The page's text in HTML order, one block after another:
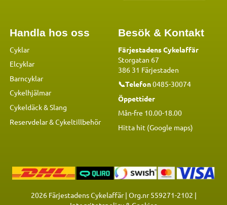
Handla hos oss
Cyklar
Elcyklar
Barncyklar
Cykelhjälmar
Cykeldäck & Slang
Reservdelar&Cykeltillbehör
Besök & Kontakt
Färjestadens Cykelaffär
Storgatan 67
386 31 Färjestaden
📞Telefon0485-30074
Öppettider
Mån-fre 10.00-18.00
Hitta hit (Google maps)
2026Färjestadens Cykelaffär | Org.nr 559271-2102 |